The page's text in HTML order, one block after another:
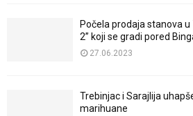
Počela prodaja stanova u
2” koji se gradi pored
27.06.2023
Trebinjac i Sarajlija
marihuane